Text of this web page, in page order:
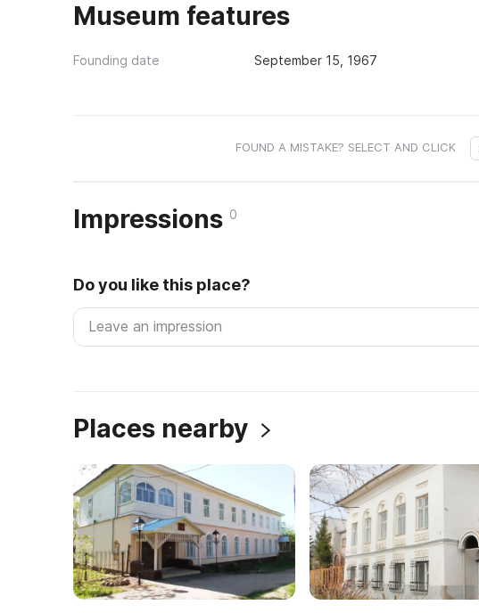
Museum features
Founding date September 15, 1967
FOUND A MISTAKE? SELECT AND CLICK
Impressions 0
Do you like this place?
Places nearby